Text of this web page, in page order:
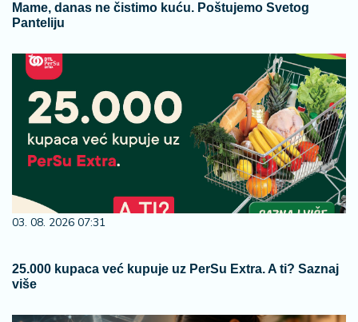
Mame, danas ne čistimo kuću. Poštujemo Svetog
Panteliju
03. 08. 2026 07:31
25.000 kupaca već kupuje uz PerSu Extra. A ti? Saznaj
više